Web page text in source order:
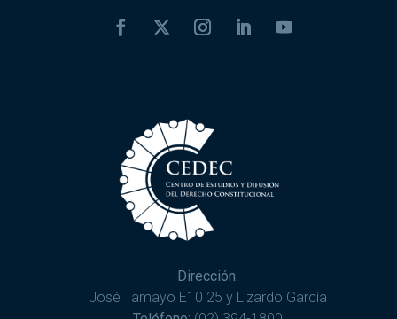
Dirección:
José Tamayo E10 25 y Lizardo García